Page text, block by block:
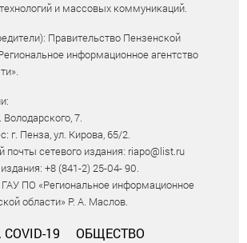
и массовых коммуникаций.
Правительство Пензенской
информационное агентство
7.
г. Пенза, ул. Кирова, 65/2.
почты сетевого издания: riapo@list.ru
+8 (841-2) 25-04- 90.
ГАУ ПО «Региональное информационное
области» Р. А. Маслов.
19
ОБЩЕСТВО